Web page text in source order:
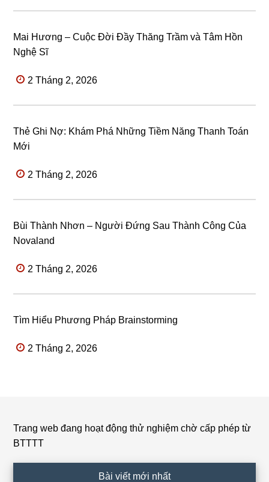
Mai Hương – Cuộc Đời Đầy Thăng Trầm và Tâm Hồn
Nghệ Sĩ
2 Tháng 2, 2026
Thẻ Ghi Nợ: Khám Phá Những Tiềm Năng Thanh Toán
Mới
2 Tháng 2, 2026
Bùi Thành Nhơn – Người Đứng Sau Thành Công Của
Novaland
2 Tháng 2, 2026
Tìm Hiểu Phương Pháp Brainstorming
2 Tháng 2, 2026
Footer
Trang web đang hoạt động thử nghiệm chờ cấp phép từ
BTTTT
Bài viết mới nhất